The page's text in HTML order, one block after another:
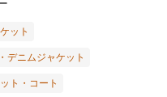
ット
デニムジャケット
ト・コート